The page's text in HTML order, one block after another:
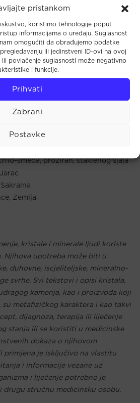
pristankom
koristimo tehnologije poput
informacijama o uređaju. Suglasnost
omogućiti da obrađujemo podatke
ili jedinstveni ID-ovi na ovoj
povlačenje suglasnosti može negativno
i funkcije.
Prihvati
Zabrani
Postavke
distrofije mišića. Stabilizira masno
čisti bubrege i krv, čuva spolne
pomaže i kod želučanih, crijevnih
kod glavobolje. Može se koristiti
pod mlakom tekućom vodom, a
uz gorski kristal.
Pakistan, Rusija, SAD,
smeđa, proziran, staklenog sjaja
Zemlja
kristale i minerale ljudi koriste
Njihova upotreba može biti u
duhovne, iscjeliteljske, mineralno-
svrhe. Svi tekstovi i opisi kristala,
kamenja, kao i proizvoda koji
su metafizičkog karaktera i kao takvi
dijagnoza, terapija ili liječenje
stanja ili se koristiti u medicinske
dokaza o njihovom
primjena je isključivo na vlastitu
i informacije vezane uz
i liječenje potrebno je
stručnu medicinsku osobu.